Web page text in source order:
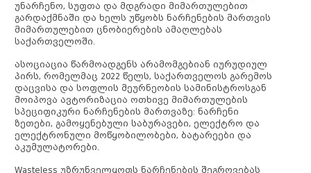
უნარჩენო, სუფთა და მდგრადი მიმართულებით
გარდაქმნაში და ხელს უწყობს ნარჩენების მართვის
მიმართულებით ცნობიერების ამაღლებას
საქართველოში.
ასოციაცია წარმოადგენს არამომგებიან იურუდიულ
პირს, რომელმაც 2022 წელს, საქართველოს გარემოს
დაცვისა და სოფლის მეურნეობის სამინისტროსგან
მოიპოვა ავტორიზაცია ოთხივე მიმართულების
სპეციფიკური ნარჩენების მართვაზე: ნარჩენი
ზეთები, გამოყენებული საბურავები, ელექტრო და
ელექტრონული მოწყობილობები, ბატარეები და
აკუმულატორები.
Wasteless უზრუნველყოფს ნარჩენების შეგროვებას